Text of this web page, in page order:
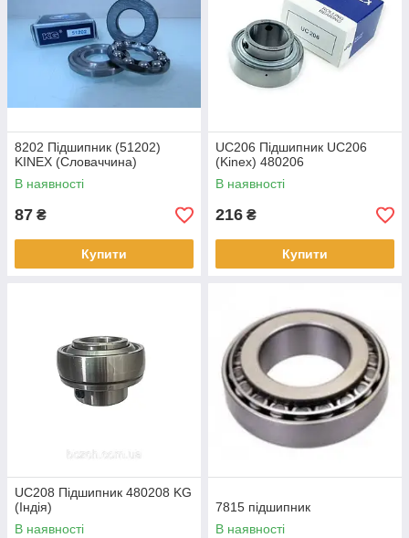
8202 Підшипник (51202)
KINEX (Словаччина)
В наявності
87 ₴
Купити
UC206 Підшипник UC206
(Kinex) 480206
В наявності
216 ₴
Купити
UC208 Підшипник 480208 KG
(Індія)
В наявності
7815 підшипник
В наявності